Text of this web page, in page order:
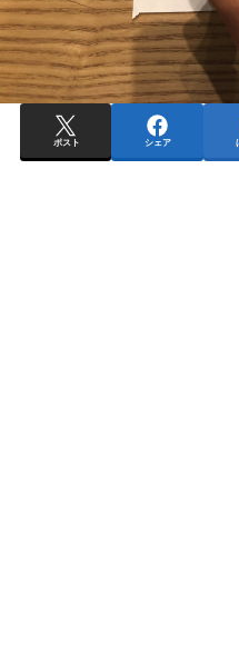
ポスト シェア